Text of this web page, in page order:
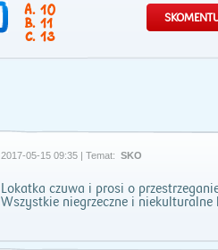
10
11
13
2017-05-15 09:35 | Temat: SKO
Lokatka czuwa i prosi o
Wszystkie niegrzeczne i niekulturalne